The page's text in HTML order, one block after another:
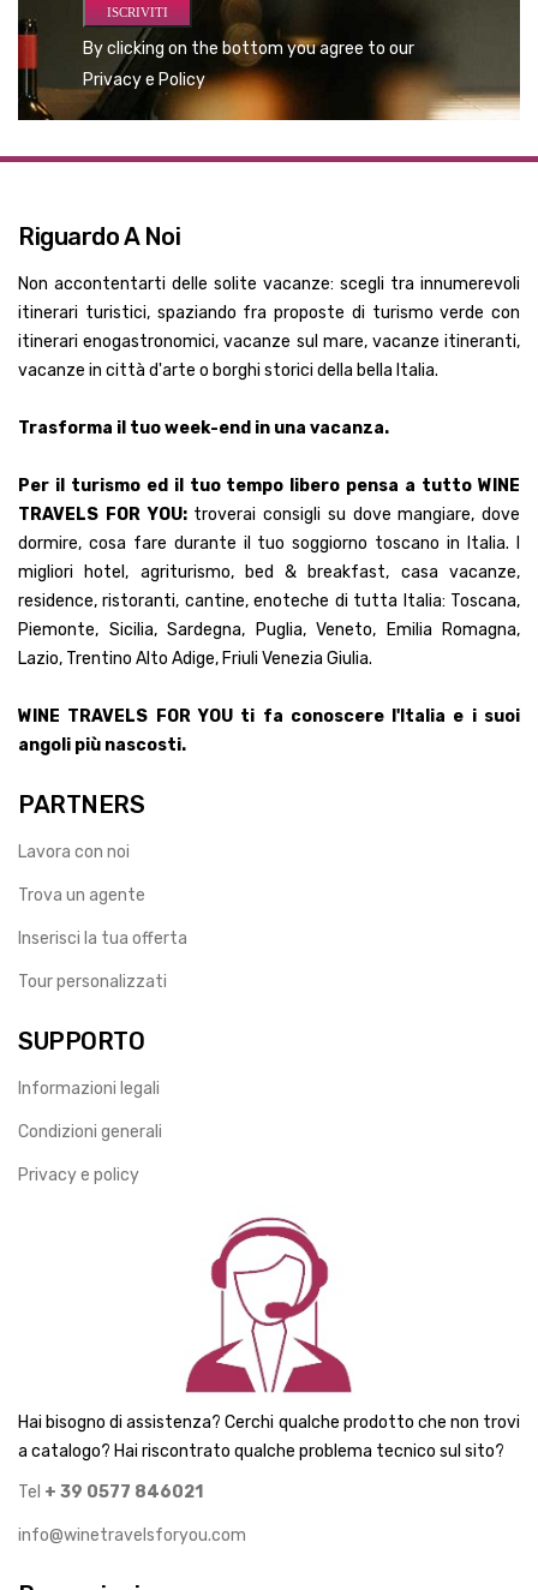
By clicking on the bottom you agree to our
Privacy e Policy
Riguardo A Noi
Non accontentarti delle solite vacanze: scegli tra innumerevoli
itinerari turistici, spaziando fra proposte di turismo verde con
itinerari enogastronomici, vacanze sul mare, vacanze itineranti,
vacanze in città d'arte o borghi storici della bella Italia.
Trasforma il tuo week-end in una vacanza.
Per il turismo ed il tuo tempo libero pensa a tutto WINE
TRAVELS FOR YOU:troverai consigli su dove mangiare, dove
dormire, cosa fare durante il tuo soggiorno toscano in Italia. I
migliori hotel, agriturismo, bed & breakfast, casa vacanze,
residence, ristoranti, cantine, enoteche di tutta Italia: Toscana,
Piemonte, Sicilia, Sardegna, Puglia, Veneto, Emilia Romagna,
Lazio, Trentino Alto Adige, Friuli Venezia Giulia.
WINE TRAVELS FOR YOU ti fa conoscere l'Italia e i suoi
angoli più nascosti.
PARTNERS
Lavora con noi
Trova un agente
Inserisci la tua offerta
Tour personalizzati
SUPPORTO
Informazioni legali
Condizioni generali
Privacy e policy
Hai bisogno di assistenza? Cerchi qualche prodotto che non trovi
a catalogo? Hai riscontrato qualche problema tecnico sul sito?
Tel + 39 0577 846021
info@winetravelsforyou.com